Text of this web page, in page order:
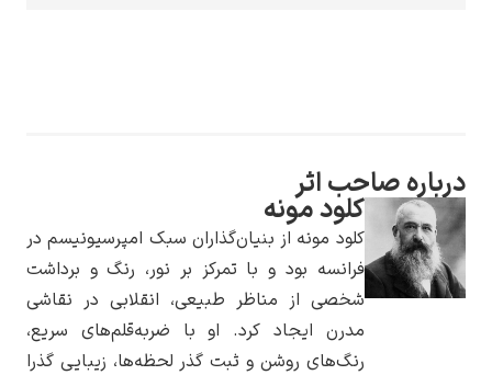
پل سزان
اثر
مونه
مونه از بنیان‌گذاران سبک امپرسیونیسم در
بود و با تمرکز بر نور، رنگ و برداشت
از مناظر طبیعی، انقلابی در نقاشی
ایجاد کرد. او با ضربه‌قلم‌های سریع،
روشن و ثبت گذر لحظه‌ها، زیبایی گذرا